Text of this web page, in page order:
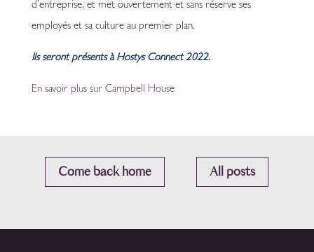
d’entreprise, et met ouvertement et sans réserve ses
employés et sa culture au premier plan.
Ils seront présents à Hostys Connect 2022.
En savoir plus sur Campbell House
Come back home All posts